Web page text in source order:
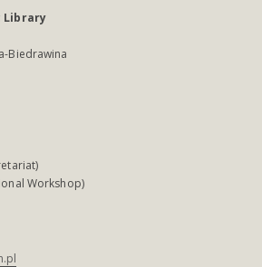
Library
Biedrawina
Workshop)